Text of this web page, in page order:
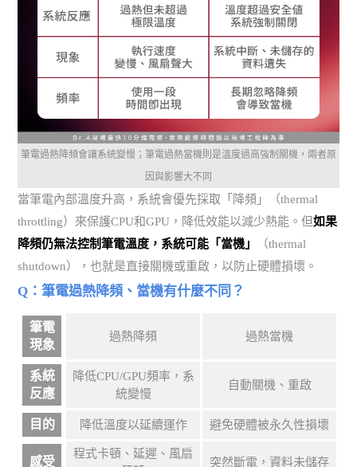
筆電過熱降頻會讓系統變慢；筆電過熱當機則是溫度過高強制關機，兩者原
因與影響大不同
當筆電內部溫度升高，系統會優先採取「降頻」（thermal
throttling）來保護CPU和GPU，降低效能以減少熱能。但如果
降頻仍無法控制筆電溫度，系統可能「當機」
（thermal
shutdown），也就是直接關機或重啟，以防止硬體損壞。
Q：筆電過熱降頻、當機有什麼不同？
筆電
現象
過熱降頻 過熱當機
系統
反應
降低CPU/GPU頻率，系
統變慢
自動關機、重啟
目的 降低溫度以延續運作 避免硬體被永久性損壞
感受
程式卡頓、延遲、風扇
突然斷電，資料未儲存